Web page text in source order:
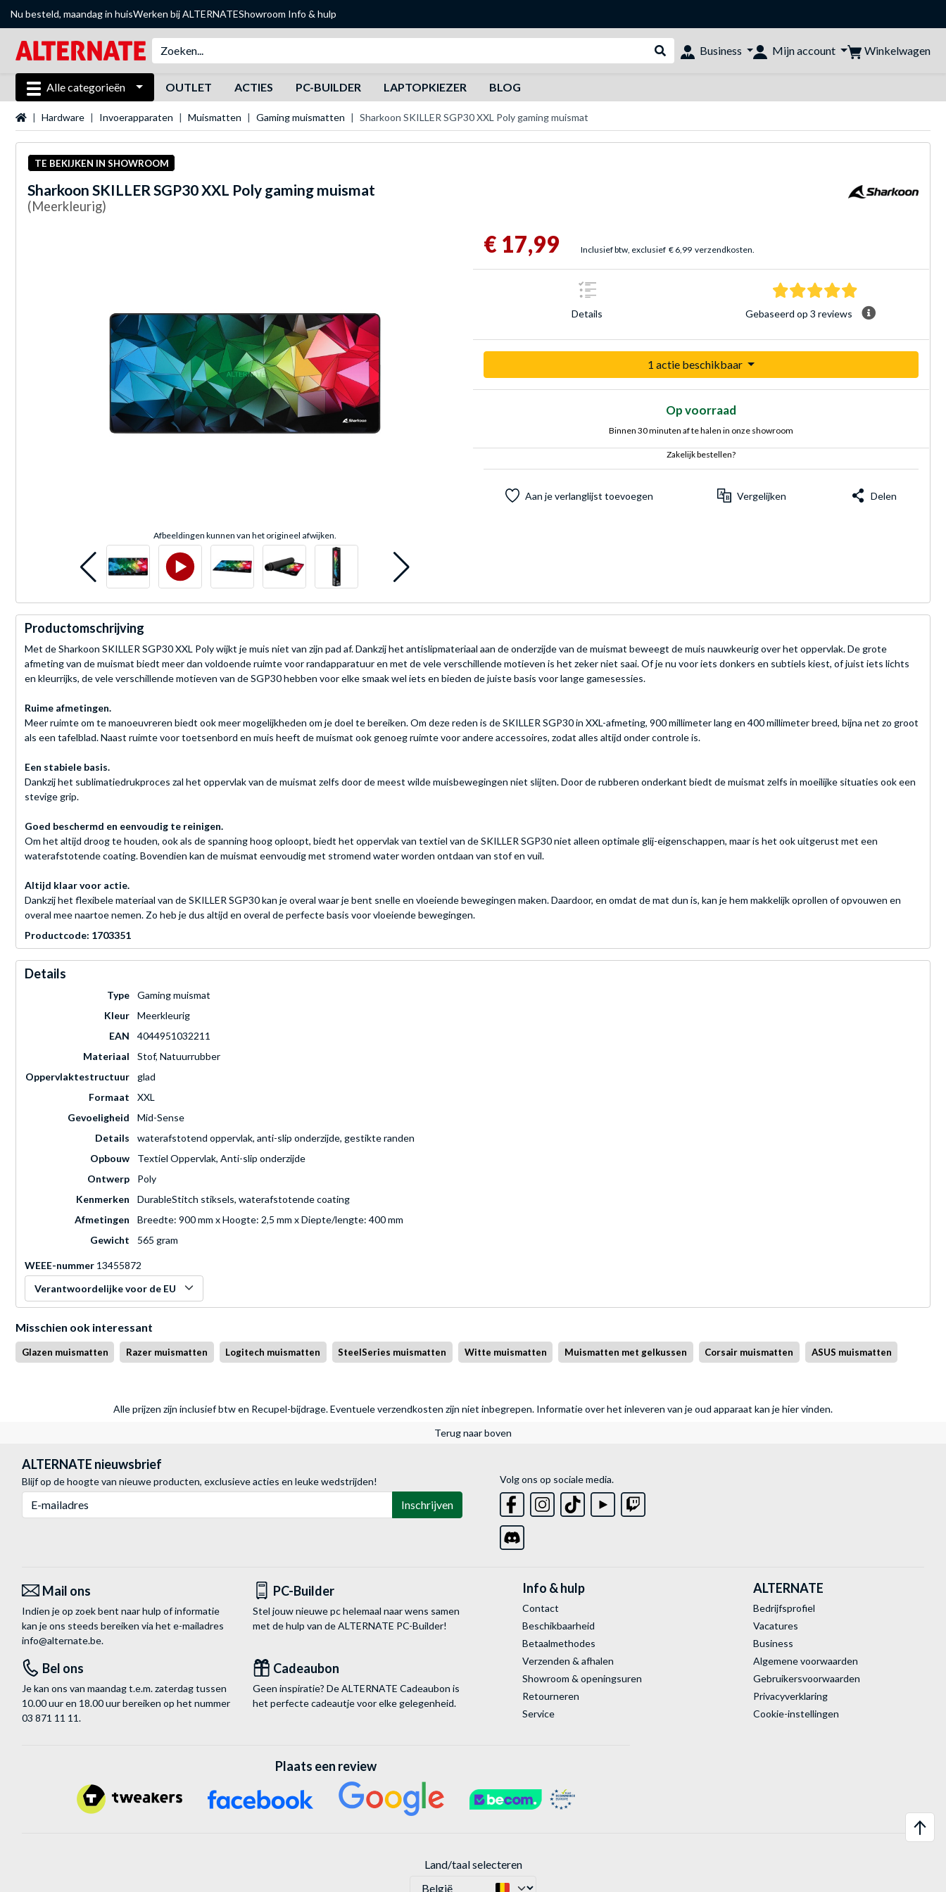
Nu besteld, maandag in huisWerken bij ALTERNATEShowroom Info & hulp
Webshop doorzoeken
Business Mijn account Winkelwagen
Alle categorieën OUTLET ACTIES PC-BUILDER LAPTOPKIEZER BLOG
Startpagina
Hardware Invoerapparaten Muismatten Gaming muismatten Sharkoon SKILLER SGP30 XXL Poly gaming muismat
TE BEKIJKEN IN SHOWROOM
Sharkoon SKILLER SGP30 XXL Poly gaming muismat
(Meerkleurig)
Afbeeldingen kunnen van het origineel afwijken.
€ 17,99 Inclusief btw, exclusief € 6,99 verzendkosten.
Details
5.0 sterren
Gebaseerd op 3 reviews
1 actie beschikbaar
Op voorraad
Binnen 30 minuten af te halen in onze showroom
Zakelijk bestellen?
Aan je verlanglijst toevoegen Vergelijken Delen
Productomschrijving
Met de Sharkoon SKILLER SGP30 XXL Poly wijkt je muis niet van zijn pad af. Dankzij het antislipmateriaal aan de onderzijde van de muismat beweegt de muis nauwkeurig over het oppervlak. De grote
afmeting van de muismat biedt meer dan voldoende ruimte voor randapparatuur en met de vele verschillende motieven is het zeker niet saai. Of je nu voor iets donkers en subtiels kiest, of juist iets lichts
en kleurrijks, de vele verschillende motieven van de SGP30 hebben voor elke smaak wel iets en bieden de juiste basis voor lange gamesessies.
Ruime afmetingen.
Meer ruimte om te manoeuvreren biedt ook meer mogelijkheden om je doel te bereiken. Om deze reden is de SKILLER SGP30 in XXL-afmeting, 900 millimeter lang en 400 millimeter breed, bijna net zo groot
als een tafelblad. Naast ruimte voor toetsenbord en muis heeft de muismat ook genoeg ruimte voor andere accessoires, zodat alles altijd onder controle is.
Een stabiele basis.
Dankzij het sublimatiedrukproces zal het oppervlak van de muismat zelfs door de meest wilde muisbewegingen niet slijten. Door de rubberen onderkant biedt de muismat zelfs in moeilijke situaties ook een
stevige grip.
Goed beschermd en eenvoudig te reinigen.
Om het altijd droog te houden, ook als de spanning hoog oploopt, biedt het oppervlak van textiel van de SKILLER SGP30 niet alleen optimale glij-eigenschappen, maar is het ook uitgerust met een
waterafstotende coating. Bovendien kan de muismat eenvoudig met stromend water worden ontdaan van stof en vuil.
Altijd klaar voor actie.
Dankzij het flexibele materiaal van de SKILLER SGP30 kan je overal waar je bent snelle en vloeiende bewegingen maken. Daardoor, en omdat de mat dun is, kan je hem makkelijk oprollen of opvouwen en
overal mee naartoe nemen. Zo heb je dus altijd en overal de perfecte basis voor vloeiende bewegingen.
Productcode: 1703351
Details
Type
Gaming muismat
Kleur
Meerkleurig
EAN
4044951032211
Materiaal
Stof, Natuurrubber
Oppervlaktestructuur
glad
Formaat
XXL
Gevoeligheid
Mid-Sense
Details
waterafstotend oppervlak, anti-slip onderzijde, gestikte randen
Opbouw
Textiel Oppervlak, Anti-slip onderzijde
Ontwerp
Poly
Kenmerken
DurableStitch stiksels, waterafstotende coating
Afmetingen
Breedte: 900 mm x Hoogte: 2,5 mm x Diepte/lengte: 400 mm
Gewicht
565 gram
WEEE-nummer 13455872
Verantwoordelijke voor de EU
Misschien ook interessant
Glazen muismatten Razer muismatten Logitech muismatten SteelSeries muismatten Witte muismatten Muismatten met gelkussen Corsair muismatten ASUS muismatten
Alle prijzen zijn inclusief btw en Recupel-bijdrage. Eventuele verzendkosten zijn niet inbegrepen. Informatie over het inleveren van je oud apparaat kan je hier vinden.
Terug naar boven
ALTERNATE nieuwsbrief
Blijf op de hoogte van nieuwe producten, exclusieve acties en leuke wedstrijden!
E-mailadres
Inschrijven
Volg ons op sociale media.
Mail ons
Indien je op zoek bent naar hulp of informatie
kan je ons steeds bereiken via het e-mailadres
info@alternate.be.
PC-Builder
Stel jouw nieuwe pc helemaal naar wens samen
met de hulp van de ALTERNATE PC-Builder!
Bel ons
Je kan ons van maandag t.e.m. zaterdag tussen
10.00 uur en 18.00 uur bereiken op het nummer
03 871 11 11.
Cadeaubon
Geen inspiratie? De ALTERNATE Cadeaubon is
het perfecte cadeautje voor elke gelegenheid.
Info & hulp
Contact
Beschikbaarheid
Betaalmethodes
Verzenden & afhalen
Showroom & openingsuren
Retourneren
Service
ALTERNATE
Bedrijfsprofiel
Vacatures
Business
Algemene voorwaarden
Gebruikersvoorwaarden
Privacyverklaring
Cookie-instellingen
Plaats een review
Land/taal selecteren